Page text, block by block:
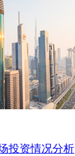
投资情况分析